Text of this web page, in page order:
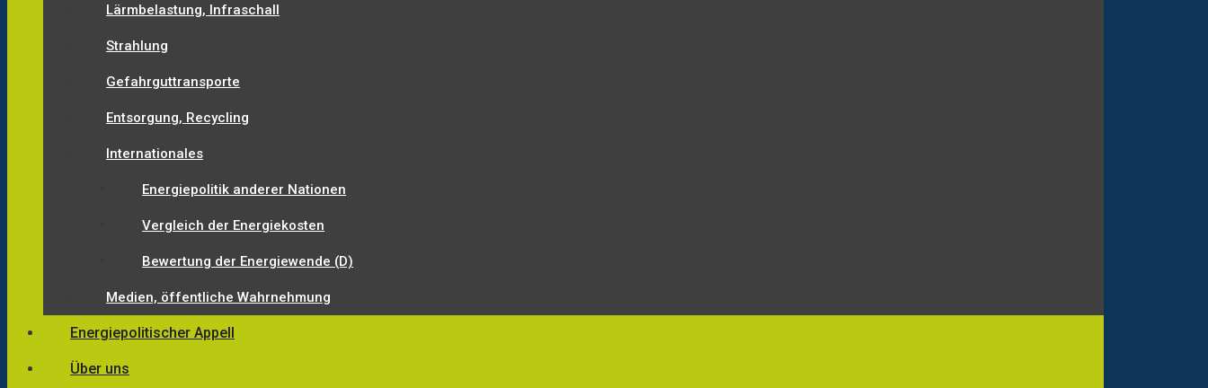
Lärmbelastung, Infraschall
Strahlung
Gefahrguttransporte
Entsorgung, Recycling
Internationales
Energiepolitik anderer Nationen
Vergleich der Energiekosten
Bewertung der Energiewende (D)
Medien, öffentliche Wahrnehmung
Energiepolitischer Appell
Über uns